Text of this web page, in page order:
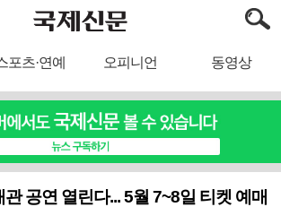
포츠·연예 오피니언 동영상
공연 열린다... 5월 7~8일 티켓 예매